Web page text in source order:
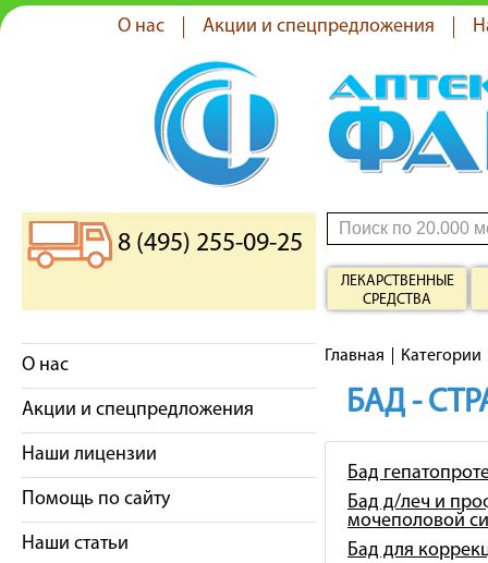
О нас Акции и спецпредложения
8 (495) 255-09-25
ЛЕКАРСТВЕННЫЕ
СРЕДСТВА
О нас
Акции и спецпредложения
Наши лицензии
Помощь по сайту
Наши статьи
Главная Категории
БАД -
Бад
Бад д/леч и
мочеполовой
Бад для